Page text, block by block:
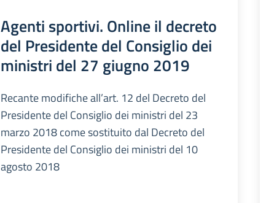
Agenti sportivi. Online il decreto
del Presidente del Consiglio dei
ministri del 27 giugno 2019
Recante modifiche all’art. 12 del Decreto del
Presidente del Consiglio dei ministri del 23
marzo 2018 come sostituito dal Decreto del
Presidente del Consiglio dei ministri del 10
agosto 2018